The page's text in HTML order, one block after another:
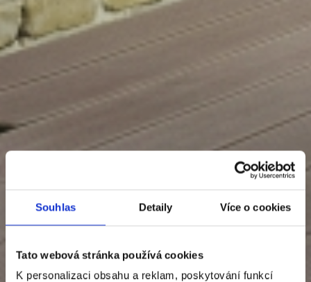
Souhlas Detaily Více o cookies
Tato webová stránka používá cookies
K personalizaci obsahu a reklam, poskytování funkcí